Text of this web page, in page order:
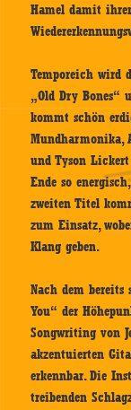
Hamel damit
Temporeich wird
„Old Dry Bones“
kommt schön
Mundharmonika,
und Tyson
Ende so
zweiten Titel
zum Einsatz,
Klang geben.
Nach dem
You“ der
Songwriting von
akzentuierten
erkennbar. Die
treibenden